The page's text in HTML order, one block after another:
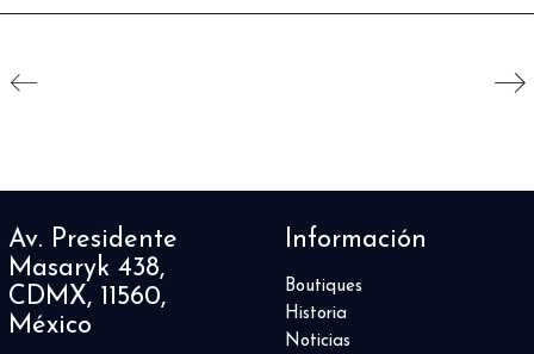
Av. Presidente
Masaryk 438,
CDMX, 11560,
México
Información
Boutiques
Historia
Noticias